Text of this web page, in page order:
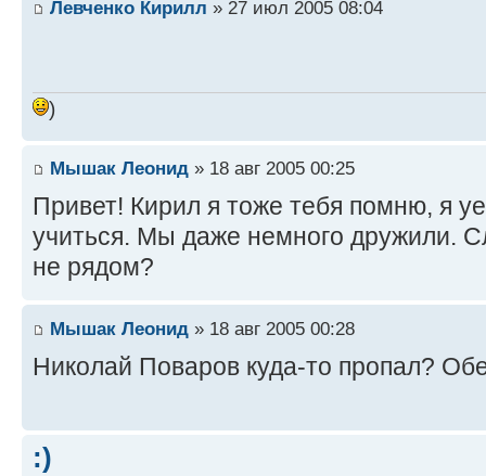
Левченко Кирилл » 27 июл 2005 08:04
)
Мышак Леонид » 18 авг 2005 00:25
Привет! Кирил я тоже тебя помню, я
учиться. Мы даже немного дружили.
не рядом?
Мышак Леонид » 18 авг 2005 00:28
Николай Поваров куда-то пропал?
:)